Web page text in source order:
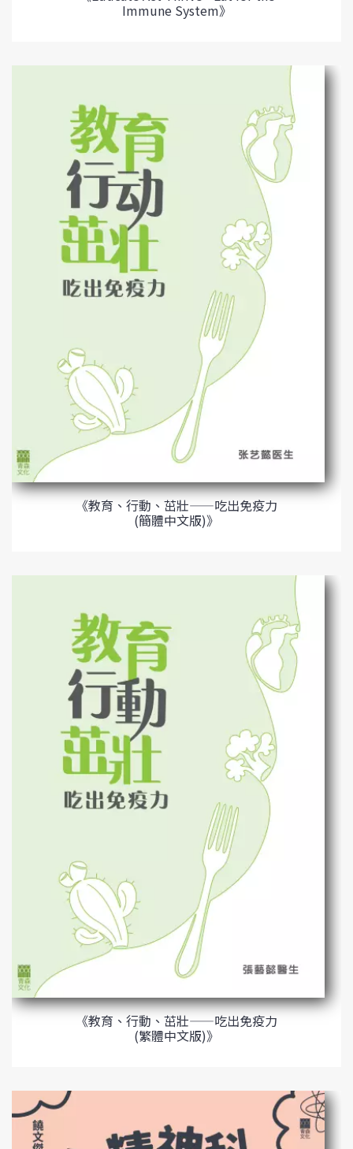
Immune System》
《教育、行動、茁壯——吃出免疫力
(簡體中文版)》
《教育、行動、茁壯——吃出免疫力
(繁體中文版)》